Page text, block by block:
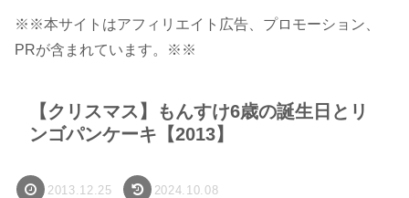
※※本サイトはアフィリエイト広告、プロモーション、
PRが含まれています。※※
【クリスマス】もんすけ6歳の誕生日とリ
ンゴパンケーキ【2013】
2013.12.25 2024.10.08